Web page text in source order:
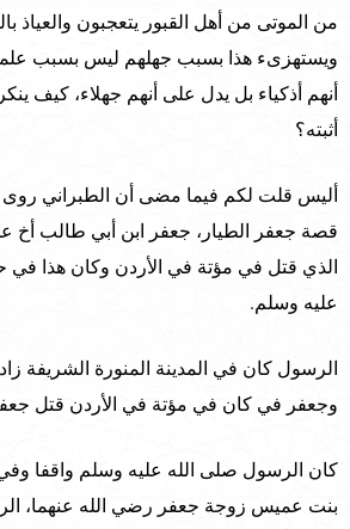
من الموتى من أهل القبور يتعجبون والعياذ
ويستهزىء هذا بسبب جهلهم ليس بسبب
أنهم أذكياء بل يدل على أنهم جهلاء، كيف
أثبته؟
أليس قلت لكم فيما مضى أن الطبراني روى
قصة جعفر الطيار، جعفر ابن أبي طالب أخ
الذي قتل في مؤتة في الأردن وكان هذا في
عليه وسلم.
الرسول كان في المدينة المنورة الشريفة
وجعفر في كان في مؤتة في الأردن قتل
كان الرسول صلى الله عليه وسلم واقفا
بنت عميس زوجة جعفر رضي الله عنهما،